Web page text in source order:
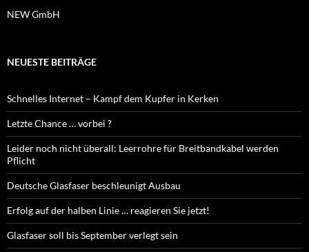
NEW GmbH
NEUESTE BEITRÄGE
Schnelles Internet – Kampf dem Kupfer in Kerken
Letzte Chance … vorbei ?
Leider noch nicht überall: Leerrohre für Breitbandkabel werden
Pflicht
Deutsche Glasfaser beschleunigt Ausbau
Erfolg auf der halben Linie … reagieren Sie jetzt!
Glasfaser soll bis September verlegt sein